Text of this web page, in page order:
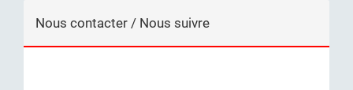
Nous contacter / Nous suivre